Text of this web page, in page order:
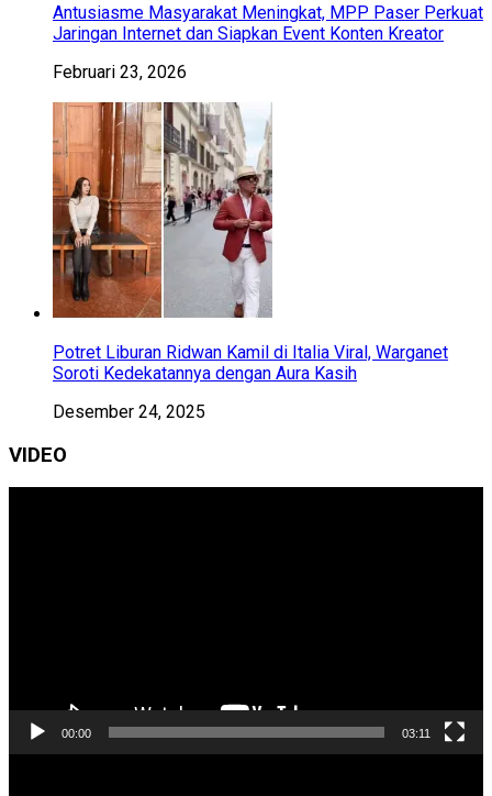
Antusiasme Masyarakat Meningkat, MPP Paser Perkuat
Jaringan Internet dan Siapkan Event Konten Kreator
Februari 23, 2026
Potret Liburan Ridwan Kamil di Italia Viral, Warganet
Soroti Kedekatannya dengan Aura Kasih
Desember 24, 2025
VIDEO
00:00 03:11